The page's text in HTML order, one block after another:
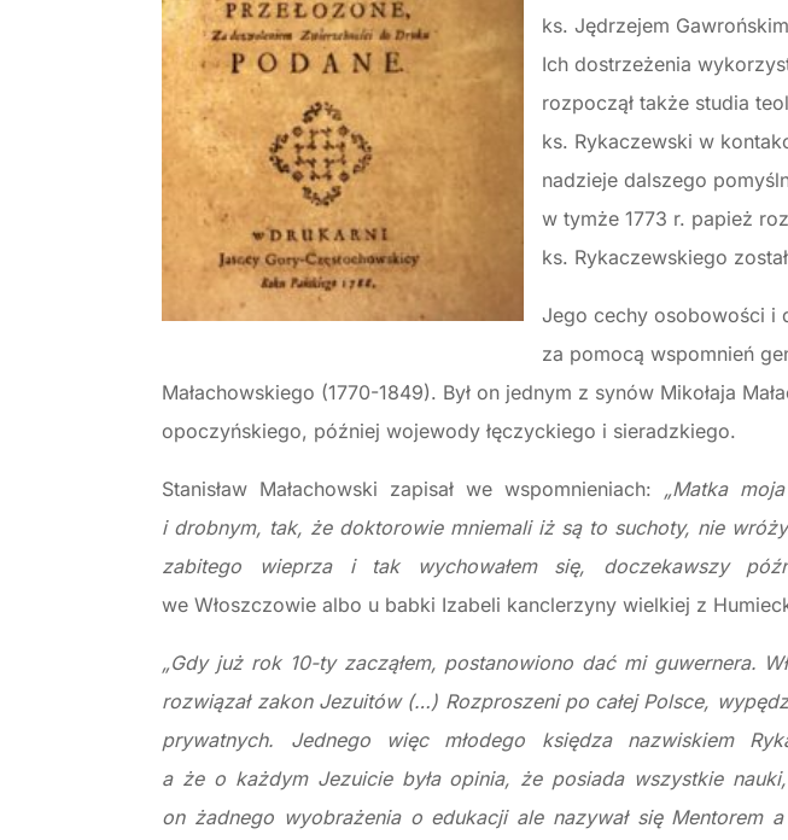
ks. Jędrzejem
Ich dostrzeżenia
rozpoczął także studia
ks. Rykaczewski w
nadzieje dalszego
w tymże 1773 r. papież
ks. Rykaczewskiego
Jego cechy osobowości i
za pomocą wspomnień
Małachowskiego (1770-1849). Był on jednym z synów Mikołaja
opoczyńskiego, później wojewody łęczyckiego i sieradzkiego.
Stanisław Małachowski zapisał we wspomnieniach: „Matka
i drobnym, tak, że doktorowie mniemali iż są to suchoty, nie
zabitego wieprza i tak wychowałem się, doczekawszy
we Włoszczowie albo u babki Izabeli kanclerzyny wielkiej z
„Gdy już rok 10-ty zacząłem, postanowiono dać mi guwernera.
rozwiązał zakon Jezuitów (…) Rozproszeni po całej Polsce,
prywatnych. Jednego więc młodego księdza nazwiskiem
a że o każdym Jezuicie była opinia, że posiada wszystkie
on żadnego wyobrażenia o edukacji ale nazywał się Mentorem